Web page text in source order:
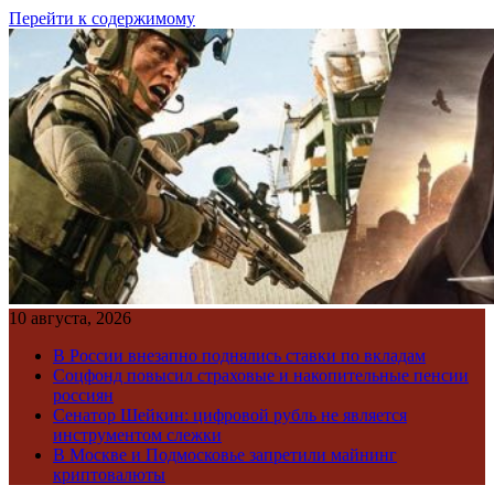
Перейти к содержимому
10 августа, 2026
В России внезапно поднялись ставки по вкладам
Соцфонд повысил страховые и накопительные пенсии
россиян
Сенатор Шейкин: цифровой рубль не является
инструментом слежки
В Москве и Подмосковье запретили майнинг
криптовалюты